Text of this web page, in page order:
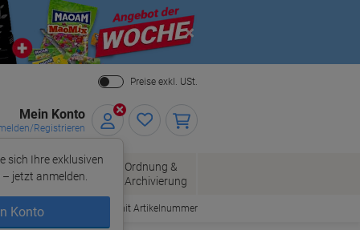
Close
Preise exkl. USt.
Mein Konto
Registrieren
sich Ihre exklusiven
jetzt anmelden.
Konto
Bürobedarf
Ordnung &
Archivierung
Bestellen mit Artikelnummer